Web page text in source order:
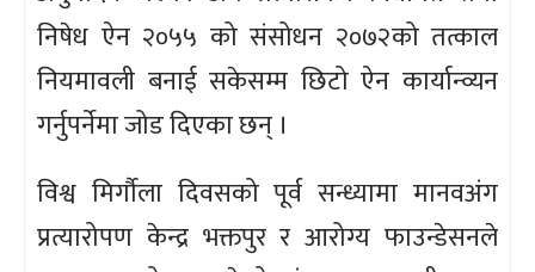
निषेध ऐन २०५५ को संसोधन २०७२को तत्काल
नियमावली बनाई सकेसम्म छिटो ऐन कार्यान्व्यन
गर्नुपर्नेमा जोड दिएका छन् ।
विश्व मिर्गौला दिवसको पूर्व सन्ध्यामा मानवअंग
प्रत्यारोपण केन्द्र भक्तपुर र आरोग्य फाउन्डेसनले